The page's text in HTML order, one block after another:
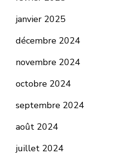
janvier 2025
décembre 2024
novembre 2024
octobre 2024
septembre 2024
août 2024
juillet 2024